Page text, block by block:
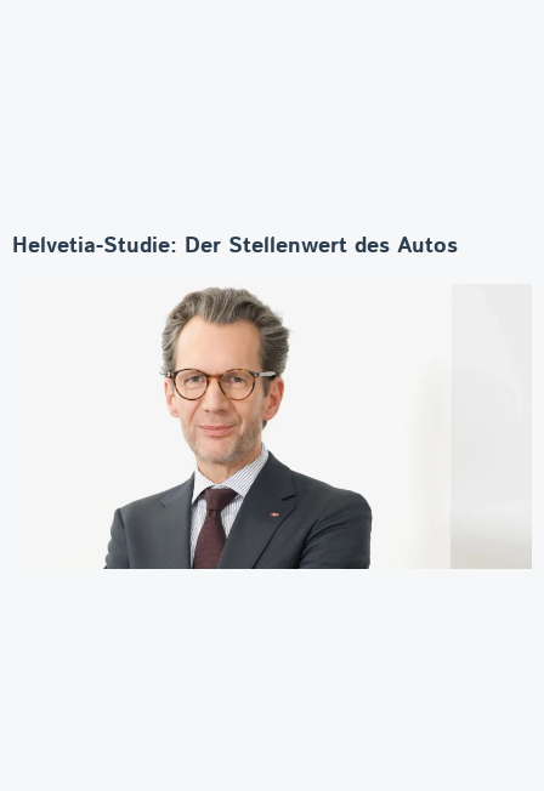
Helvetia-Studie: Der Stellenwert des Autos